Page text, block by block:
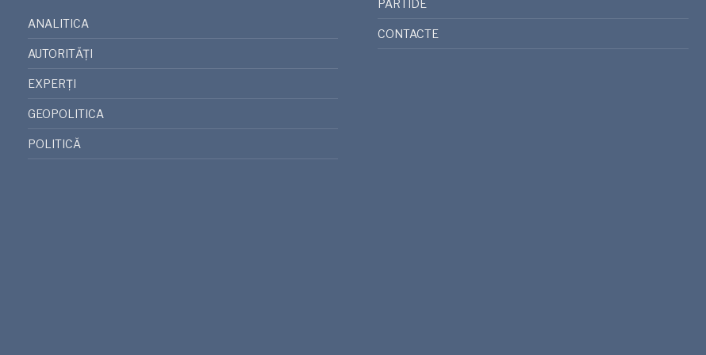
ANALITICA
AUTORITĂȚI
EXPERȚI
GEOPOLITICA
POLITICĂ
PARTIDE
CONTACTE